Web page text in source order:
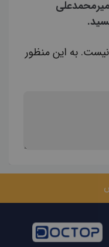
میرمحمدعلی
به این منظور